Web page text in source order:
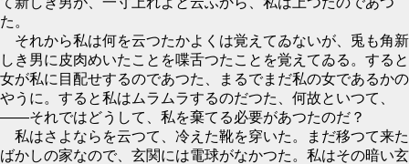
た。
それから私は何を云つたかよくは覚えてゐないが、兎も角新
しき男に皮肉めいたことを喋舌つたことを覚えてゐる。すると
女が私に目配せするのであつた、まるでまだ私の女であるかの
やうに。すると私はムラムラするのだつた、何故といつて、
――それではどうして、私を棄てる必要があつたのだ？
私はさよならを云つて、冷えた靴を穿いた。まだ移つて来た
ばかしの家なので、玄関には電球がなかつた。私はその暗い玄